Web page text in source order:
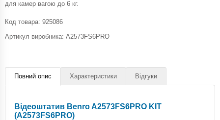
для камер вагою до 6 кг.
Код товара: 925086
Артикул виробника: A2573FS6PRO
Повний опис Характеристики Відгуки
Відеоштатив Benro A2573FS6PRO KIT
(A2573FS6PRO)